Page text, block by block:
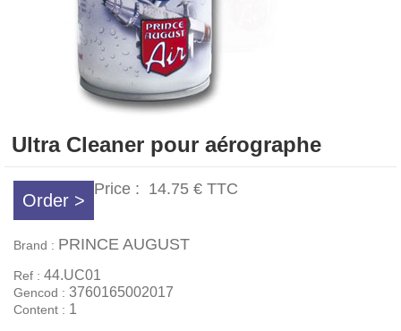
Ultra Cleaner pour aérographe
Order >
Price : 14.75 € TTC
Brand : PRINCE AUGUST
Ref : 44.UC01
Gencod : 3760165002017
Content : 1